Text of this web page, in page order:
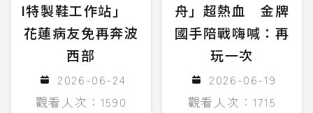
I特製鞋工作站」
花蓮病友免再奔波
西部
2026-06-24
觀看人次：1590
舟」超熱血 金牌
國手陪戰嗨喊：再
玩一次
2026-06-19
觀看人次：1715